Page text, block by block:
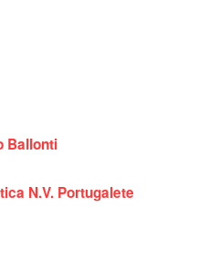
Ballonti
N.V. Portugalete